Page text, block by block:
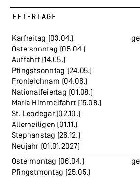
FEIERTAGE
Karfreitag (03.04.)
Ostersonntag (05.04.)
Auffahrt (14.05.)
Pfingstsonntag (24.05.)
Fronleichnam (04.06.)
Nationalfeiertag (01.08.)
Maria Himmelfahrt [15.08.]
St. Leodegar (02.10.)
Allerheiligen (01.11.)
Stephanstag (26.12.)
Neujahr (01.01.2027)
Ostermontag (06.04.)
Pfingstmontag (25.05.)